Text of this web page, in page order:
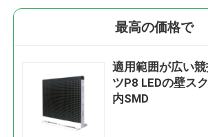
最高の価格で
適用範囲が広い
ツP8 LEDの壁ス
内SMD